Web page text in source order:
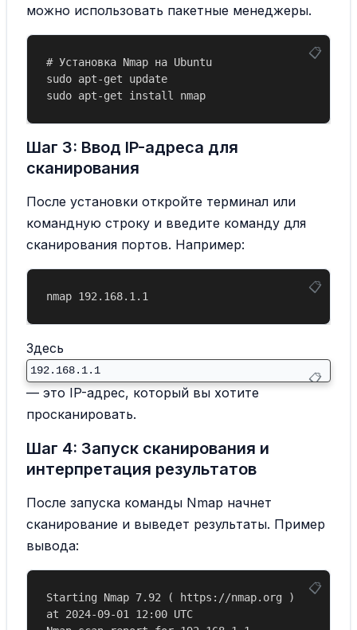
можно использовать пакетные менеджеры.
# Установка Nmap на Ubuntu
sudo apt-get update
Шаг 3: Ввод IP-адреса для
сканирования
После установки откройте терминал или
командную строку и введите команду для
сканирования портов. Например:
Здесь
192.168.1.1
— это IP-адрес, который вы хотите
просканировать.
Шаг 4: Запуск сканирования и
интерпретация результатов
После запуска команды Nmap начнет
сканирование и выведет результаты. Пример
вывода:
Starting Nmap 7.92 ( https://nmap.org )
at 2024-09-01 12:00 UTC